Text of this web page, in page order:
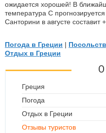
ожидается хорошей! В
температура С
Санторини в августе составит
Погода в Греции |
Отдых в Греции
Греция
Погода
Отдых в Греции
Отзывы туристов